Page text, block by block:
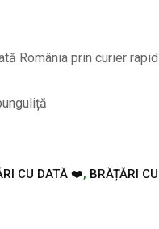
România prin curier rapid
CU DATĂ ❤️, BRĂȚĂRI CU